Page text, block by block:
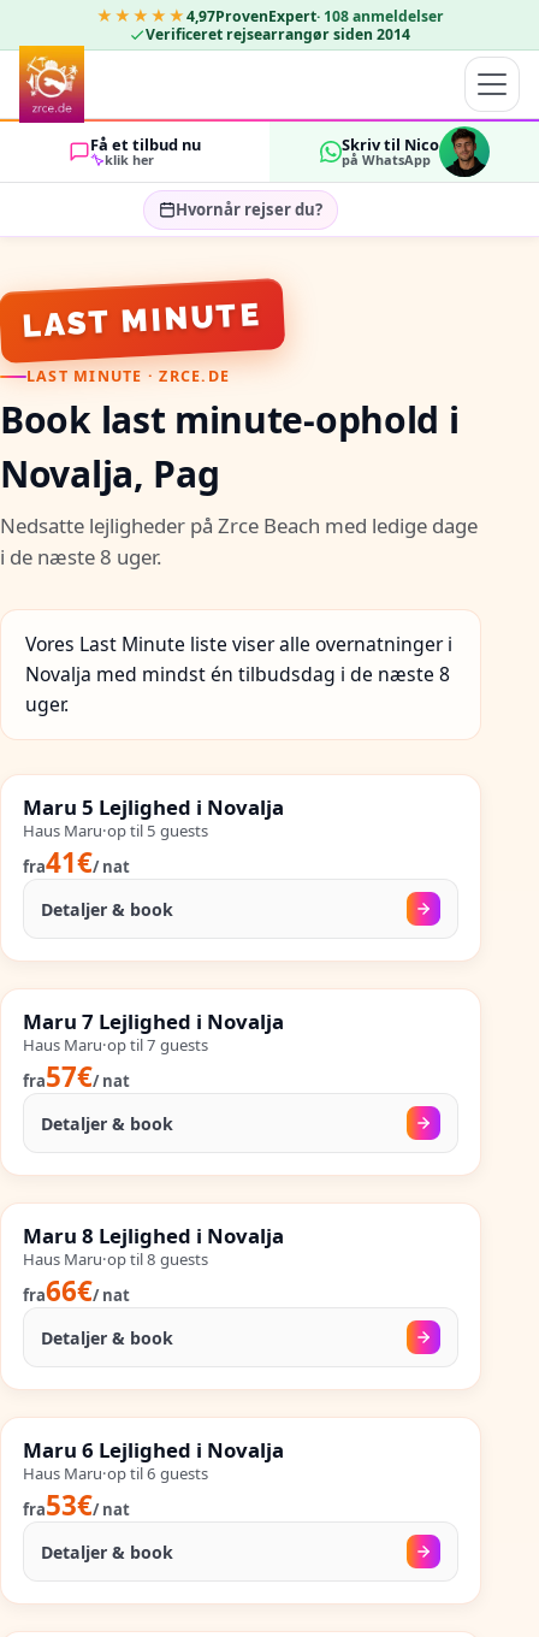
★★★★★4,97ProvenExpert· 108 anmeldelser
Verificeret rejsearrangør siden 2014
Få et tilbud nu
klik her
Skriv til Nico
på WhatsApp
Hvornår rejser du?
GÆSTER
2
LAST MINUTE
LAST MINUTE · ZRCE.DE
Book last minute-ophold i
Novalja, Pag
Nedsatte lejligheder på Zrce Beach med ledige dage
i de næste 8 uger.
Vores Last Minute liste viser alle overnatninger i
Novalja med mindst én tilbudsdag i de næste 8
uger.
SALES
OP TIL−81%
27. aug.–25. sep.
Maru 5 Lejlighed i Novalja
Haus Maru·op til 5 guests
fra41€/nat
Detaljer & book
SALES
OP TIL−81%
27. aug.–25. sep.
Maru 7 Lejlighed i Novalja
Haus Maru·op til7 guests
fra57€/nat
Detaljer & book
SALES
OP TIL−81%
02. sep.–25. sep.
Maru 8 Lejlighed i Novalja
Haus Maru·op til8 guests
fra66€/nat
Detaljer & book
SALES
OP TIL−79%
27. aug.–25. sep.
Maru 6 Lejlighed i Novalja
Haus Maru·op til6 guests
fra53€/nat
Detaljer & book
24. aug.–25. sep.